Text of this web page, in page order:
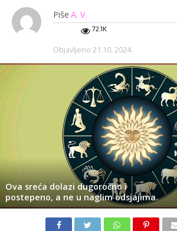
Piše A. V.
72.1K
Objavljeno 21.10. 2024.
Ova sreća dolazi dugoročno i
postepeno, a ne u naglim odsjajima.